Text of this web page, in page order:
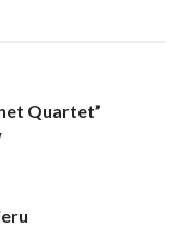
Quartet”